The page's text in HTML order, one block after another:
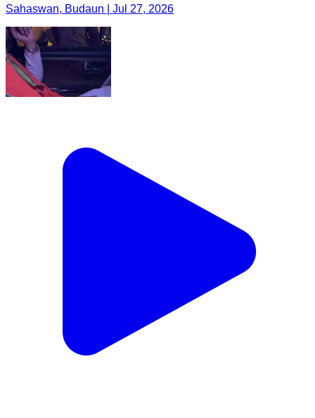
Sahaswan, Budaun | Jul 27, 2026